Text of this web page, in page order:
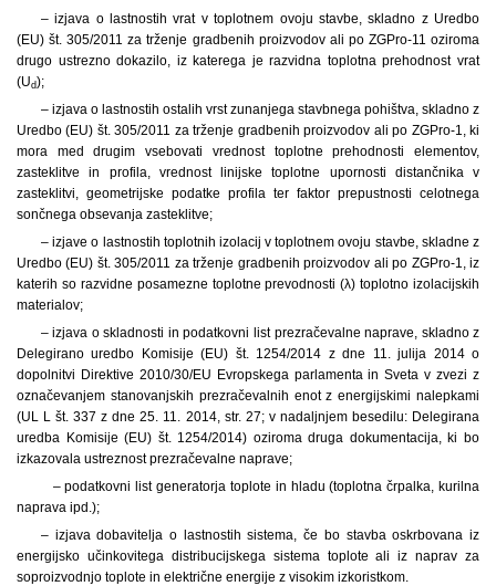
– izjava olastnostih vrat v toplotnem ovoju stavbe, skladno z Uredbo
(EU) št. 305/2011 za trženje gradbenih proizvodov ali po ZGPro-11 oziroma
drugo ustrezno dokazilo, iz katerega je razvidna toplotna prehodnost vrat
(Ud);
– izjava olastnostih ostalih vrst zunanjega stavbnega pohištva, skladno z
Uredbo (EU) št. 305/2011 za trženje gradbenih proizvodov ali po ZGPro-1, ki
mora med drugim vsebovati vrednost toplotne prehodnosti elementov,
zasteklitve in profila, vrednost linijske toplotne upornosti distančnika v
zasteklitvi, geometrijske podatke profila ter faktor prepustnosti celotnega
sončnega obsevanja zasteklitve;
– izjave o lastnostih toplotnih izolacij v toplotnem ovoju stavbe, skladne z
Uredbo (EU) št. 305/2011 za trženje gradbenih proizvodov ali po ZGPro-1, iz
katerih so razvidne posamezne toplotne prevodnosti (λ) toplotno izolacijskih
materialov;
– izjava oskladnosti in podatkovni list prezračevalne naprave, skladno z
Delegirano uredbo Komisije (EU) št. 1254/2014 z dne 11. julija 2014 o
dopolnitvi Direktive 2010/30/EU Evropskega parlamenta in Sveta v zvezi z
označevanjem stanovanjskih prezračevalnih enot z energijskimi nalepkami
(UL L št. 337 z dne 25. 11. 2014, str. 27; v nadaljnjem besedilu: Delegirana
uredba Komisije (EU) št. 1254/2014) oziroma druga dokumentacija, ki bo
izkazovala ustreznost prezračevalne naprave;
– podatkovni list generatorja toplote in hladu (toplotna črpalka, kurilna
naprava ipd.);
– izjava dobavitelja o lastnostih sistema, če bo stavba oskrbovana iz
energijsko učinkovitega distribucijskega sistema toplote ali iz naprav za
soproizvodnjo toplote in električne energije z visokim izkoristkom.